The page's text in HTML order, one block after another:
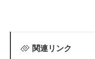
関連リンク